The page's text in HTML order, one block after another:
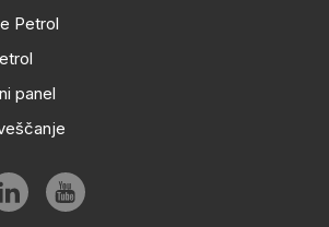
Petrol
panel